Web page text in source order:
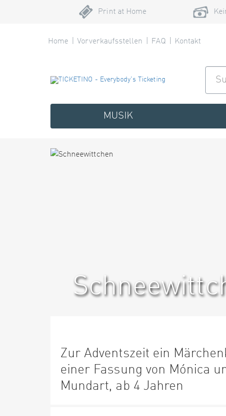
Print at Home
Home Vorverkaufsstellen FAQ Kontakt
MUSIK
Zur Adventszeit ein
einer Fassung von Mónica
Mundart, ab 4 Jahren